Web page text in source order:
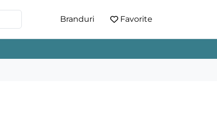
Branduri Favorite